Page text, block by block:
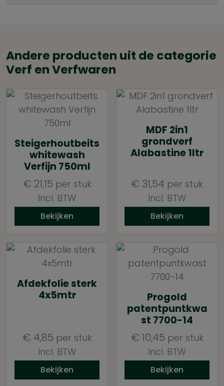
Andere producten uit de categorie
Verf en Verfwaren
Steigerhoutbeits
whitewash
Verfijn 750ml
€ 21,15 per stuk
Incl. BTW
Bekijken
MDF 2in1
grondverf
Alabastine 1ltr
€ 31,54 per stuk
Incl. BTW
Bekijken
Afdekfolie sterk
4x5mtr
€ 4,85 per stuk
Incl. BTW
Bekijken
Progold
patentpuntkwa
st 7700-14
€ 10,45 per stuk
Incl. BTW
Bekijken